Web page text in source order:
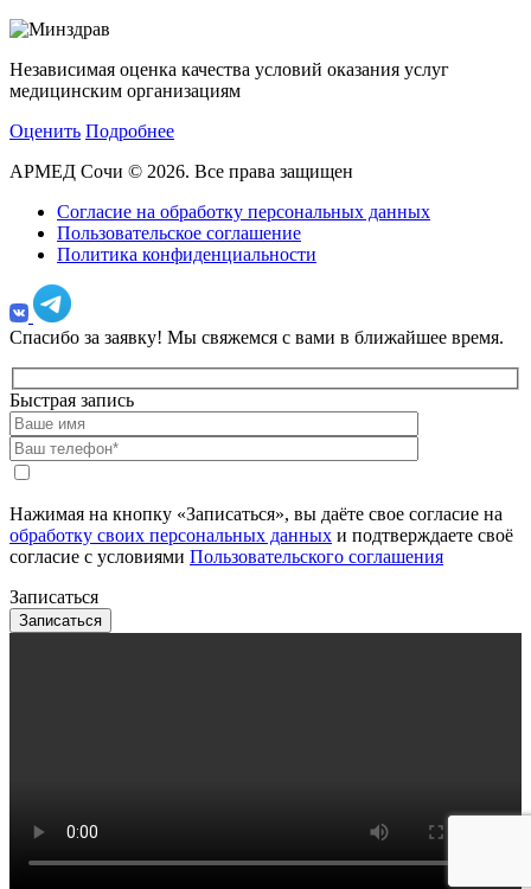
Независимая оценка качества условий оказания услуг
медицинским организациям
Оценить Подробнее
АРМЕД Сочи © 2026. Все права защищен
Согласие на обработку персональных данных
Пользовательское соглашение
Политика конфиденциальности
Спасибо за заявку! Мы свяжемся с вами в ближайшее время.
Быстрая запись
Нажимая на кнопку «Записаться», вы даёте свое согласие на
обработку своих персональных данных и подтверждаете своё
согласие с условиями Пользовательского соглашения
Записаться